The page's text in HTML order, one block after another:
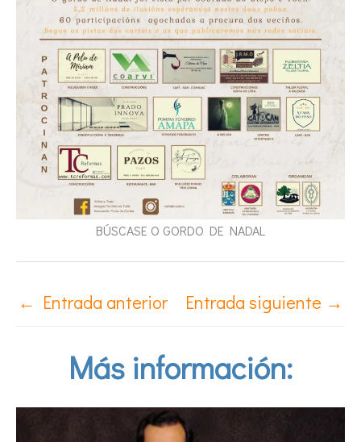
BÚSCASE O GORDO DE NADAL
← Entrada anterior Entrada siguiente →
Más información: